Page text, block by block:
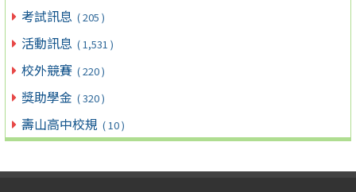
考試訊息 ( 205 )
活動訊息 ( 1,531 )
校外競賽 ( 220 )
獎助學金 ( 320 )
壽山高中校規 ( 10 )